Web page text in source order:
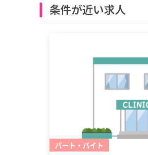
条件が近い求人
パート・バイト